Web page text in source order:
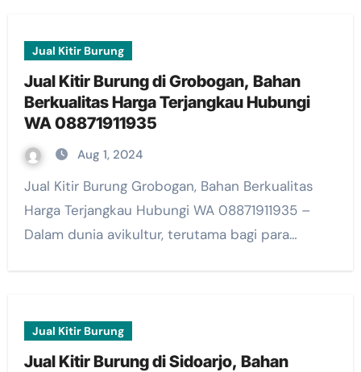
Jual Kitir Burung
Jual Kitir Burung di Grobogan, Bahan
Berkualitas Harga Terjangkau Hubungi
WA 08871911935
Aug 1, 2024
Jual Kitir Burung Grobogan, Bahan Berkualitas
Harga Terjangkau Hubungi WA 08871911935 –
Dalam dunia avikultur, terutama bagi para…
Jual Kitir Burung
Jual Kitir Burung di Sidoarjo, Bahan